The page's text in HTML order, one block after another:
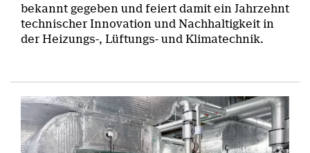
bekannt gegeben und feiert damit ein Jahrzehnt
technischer Innovation und Nachhaltigkeit in
der Heizungs-, Lüftungs- und Klimatechnik.